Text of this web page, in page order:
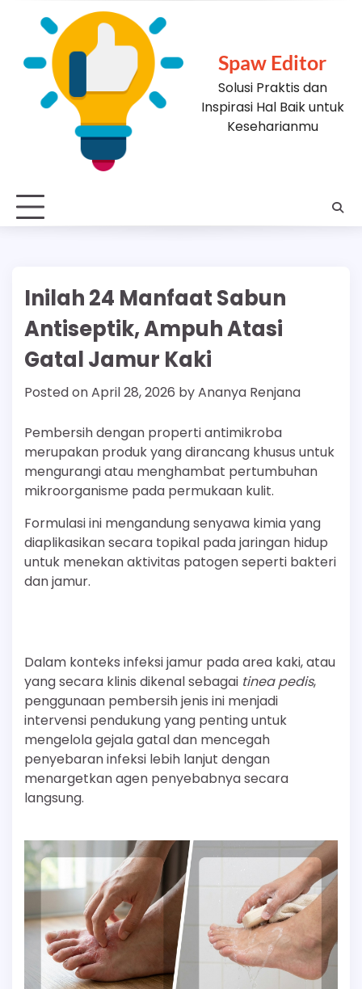
Spaw Editor
Solusi Praktis dan
Inspirasi Hal Baik untuk
Keseharianmu
Inilah 24 Manfaat Sabun
Antiseptik, Ampuh Atasi
Gatal Jamur Kaki
Posted onApril 28, 2026 byAnanya Renjana
Pembersih dengan properti antimikroba
merupakan produk yang dirancang khusus untuk
mengurangi atau menghambat pertumbuhan
mikroorganisme pada permukaan kulit.
Formulasi ini mengandung senyawa kimia yang
diaplikasikan secara topikal pada jaringan hidup
untuk menekan aktivitas patogen seperti bakteri
dan jamur.
Dalam konteks infeksi jamur pada area kaki, atau
yang secara klinis dikenal sebagai tinea pedis,
penggunaan pembersih jenis ini menjadi
intervensi pendukung yang penting untuk
mengelola gejala gatal dan mencegah
penyebaran infeksi lebih lanjut dengan
menargetkan agen penyebabnya secara
langsung.